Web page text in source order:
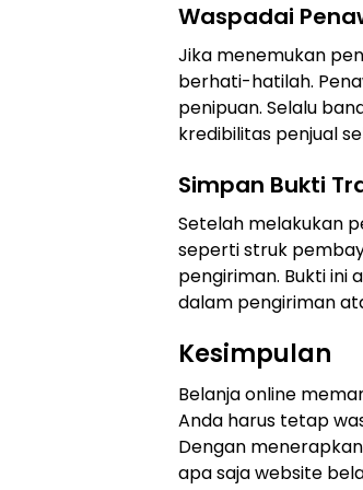
Waspadai
Jika menemukan
berhati-hatilah.
penipuan. Selalu
kredibilitas penjual
Simpan Bukti
Setelah melakukan
seperti struk
pengiriman. Bukti ini
dalam pengiriman
Kesimpulan
Belanja online
Anda harus tetap
Dengan
apa saja website